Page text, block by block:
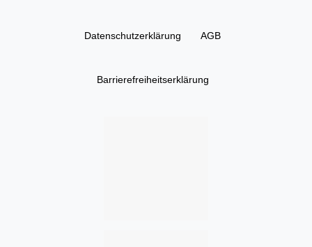
Daten­schutz­erklärung AGB
Barrierefreiheitserklärung